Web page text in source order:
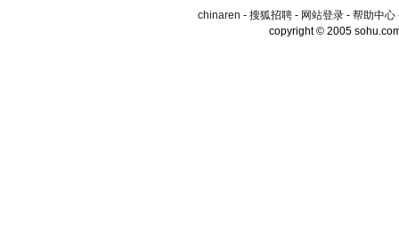
chinaren - 搜狐招聘- 网站登录- 帮助中心
copyright © 2005